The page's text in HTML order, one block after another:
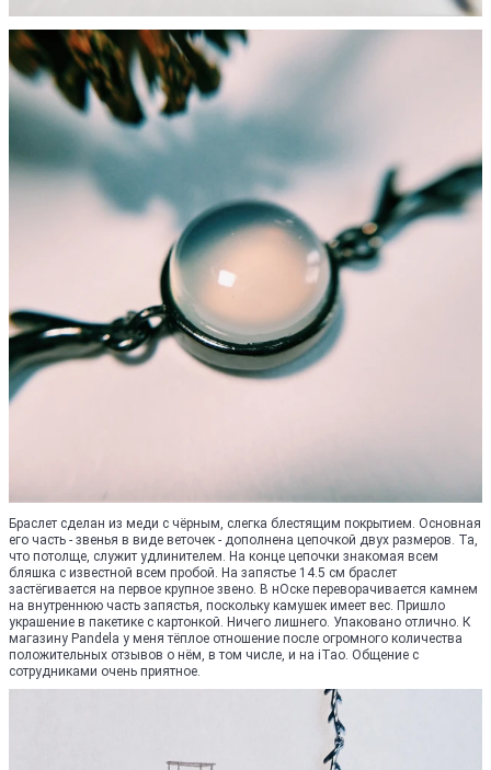
Браслет сделан из меди с чёрным, слегка блестящим покрытием. Основная
его часть - звенья в виде веточек - дополнена цепочкой двух размеров. Та,
что потолще, служит удлинителем. На конце цепочки знакомая всем
бляшка с известной всем пробой. На запястье 14.5 см браслет
застёгивается на первое крупное звено. В нОске переворачивается камнем
на внутреннюю часть запястья, поскольку камушек имеет вес. Пришло
украшение в пакетике с картонкой. Ничего лишнего. Упаковано отлично. К
магазину Pandela у меня тёплое отношение после огромного количества
положительных отзывов о нём, в том числе, и на iTao. Общение с
сотрудниками очень приятное.